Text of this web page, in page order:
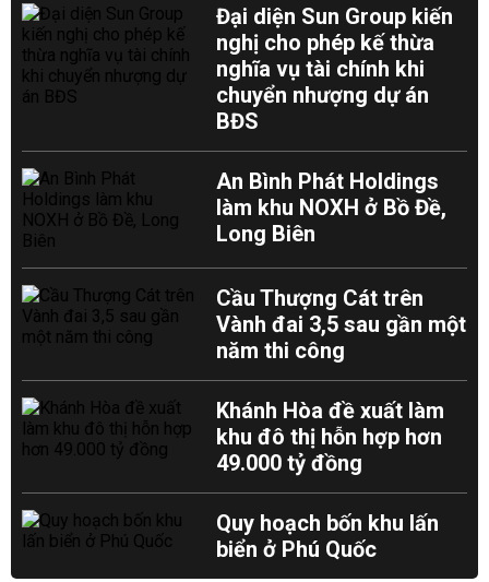
Đại diện Sun Group kiến
nghị cho phép kế thừa
nghĩa vụ tài chính khi
chuyển nhượng dự án
BĐS
An Bình Phát Holdings
làm khu NOXH ở Bồ Đề,
Long Biên
Cầu Thượng Cát trên
Vành đai 3,5 sau gần một
năm thi công
Khánh Hòa đề xuất làm
khu đô thị hỗn hợp hơn
49.000 tỷ đồng
Quy hoạch bốn khu lấn
biển ở Phú Quốc